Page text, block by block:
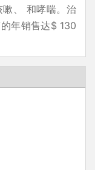
、 和哮喘。治
年销售达$ 130